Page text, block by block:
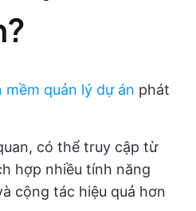
mềm quản lý dự án phát
có thể truy cập từ
hợp nhiều tính năng
cộng tác hiệu quả hơn